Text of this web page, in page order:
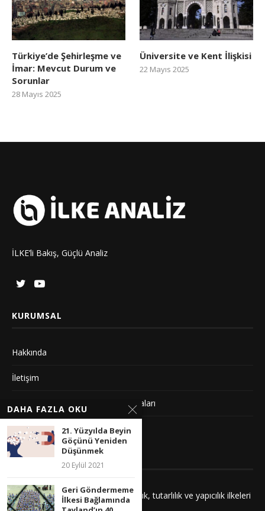
Türkiye’de Şehirleşme ve
İmar: Mevcut Durum ve
Sorunlar
28 Mayıs 2025
Üniversite ve Kent İlişkisi
22 Mayıs 2025
İLKE’li Bakış, Güçlü Analiz
KURUMSAL
Hakkında
İletişim
Gizlilik Sözleşmesi ve Yayın Politikaları
Künye
YAYIN İLKELERIMIZ
Yayınlarımız adalet, saygı, kuşatıcılık, tutarlılık ve yapıcılık ilkeleri
DAHA FAZLA OKU
21. Yüzyılda Beyin
Göçünü Yeniden
Düşünmek
20 Eylül 2021
Geri Göndermeme
İlkesi Bağlamında